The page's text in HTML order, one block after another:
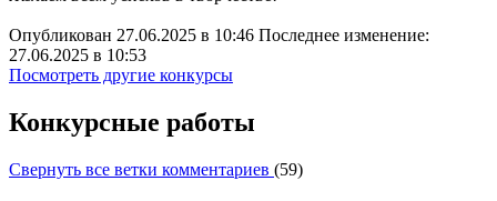
Опубликован 27.06.2025 в 10:46 Последнее изменение:
27.06.2025 в 10:53
Посмотреть другие конкурсы
Конкурсные работы
Свернуть все ветки комментариев (59)